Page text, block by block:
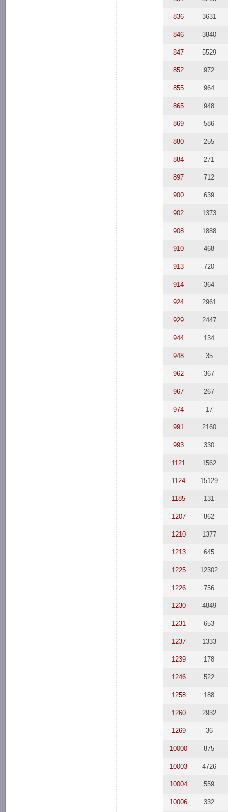
836 3631
846 3840
847 5529
852 972
855 964
865 948
869 586
880 255
884 271
897 712
900 639
902 1373
908 1888
910 468
913 720
914 364
924 2961
929 2447
944 134
948 35
962 367
967 267
974 17
991 2160
993 330
1121 1562
1124 15129
1185 131
1207 862
1210 1377
1213 645
1225 12302
1226 756
1230 4849
1231 653
1237 1333
1239 178
1246 522
1258 188
1260 2932
1269 36
10000 875
10003 4726
10004 559
10006 332